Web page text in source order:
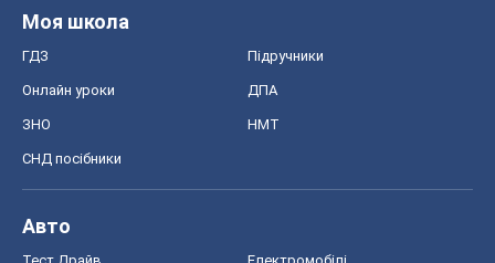
Моя школа
ГДЗ Підручники
Онлайн уроки ДПА
ЗНО НМТ
СНД посібники
Авто